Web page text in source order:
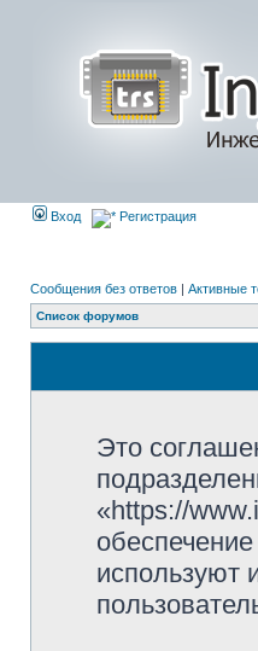
Вход Регистрация
Сообщения без ответов | Активные
Список форумов
Это
«https://
используют